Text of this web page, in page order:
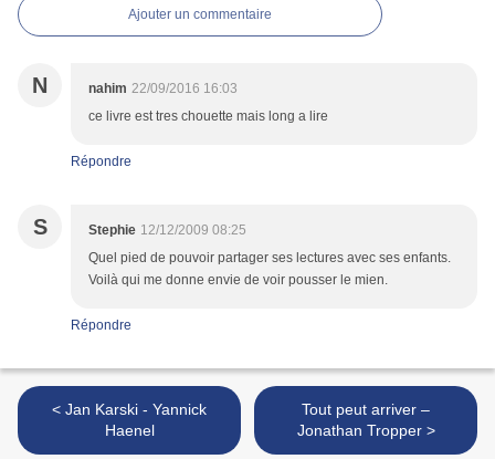
Ajouter un commentaire
N nahim 22/09/2016 16:03
ce livre est tres chouette mais long a lire
Répondre
S Stephie 12/12/2009 08:25
Quel pied de pouvoir partager ses lectures avec ses enfants.
Voilà qui me donne envie de voir pousser le mien.
Répondre
< Jan Karski - Yannick
Haenel
Tout peut arriver –
Jonathan Tropper >